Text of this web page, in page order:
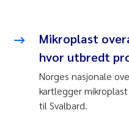
Mikroplast
hvor utbredt
Norges nasjonale
kartlegger
til Svalbard.